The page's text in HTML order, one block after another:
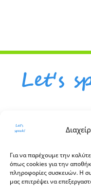
Για να παρέχουμε την
όπως cookies για την
πληροφορίες συσκευών. Η
μας επιτρέψει να
Διεύθυνση
Λεωφόρος